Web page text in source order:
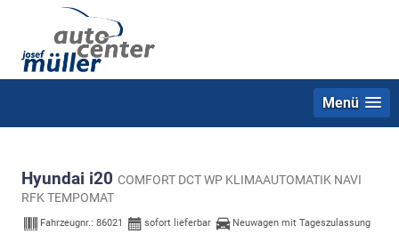
Menü
Hyundai i20 COMFORT DCT WP KLIMAAUTOMATIK NAVI
RFK TEMPOMAT
Fahrzeugnr.: 86021 sofort lieferbar Neuwagen mit Tageszulassung